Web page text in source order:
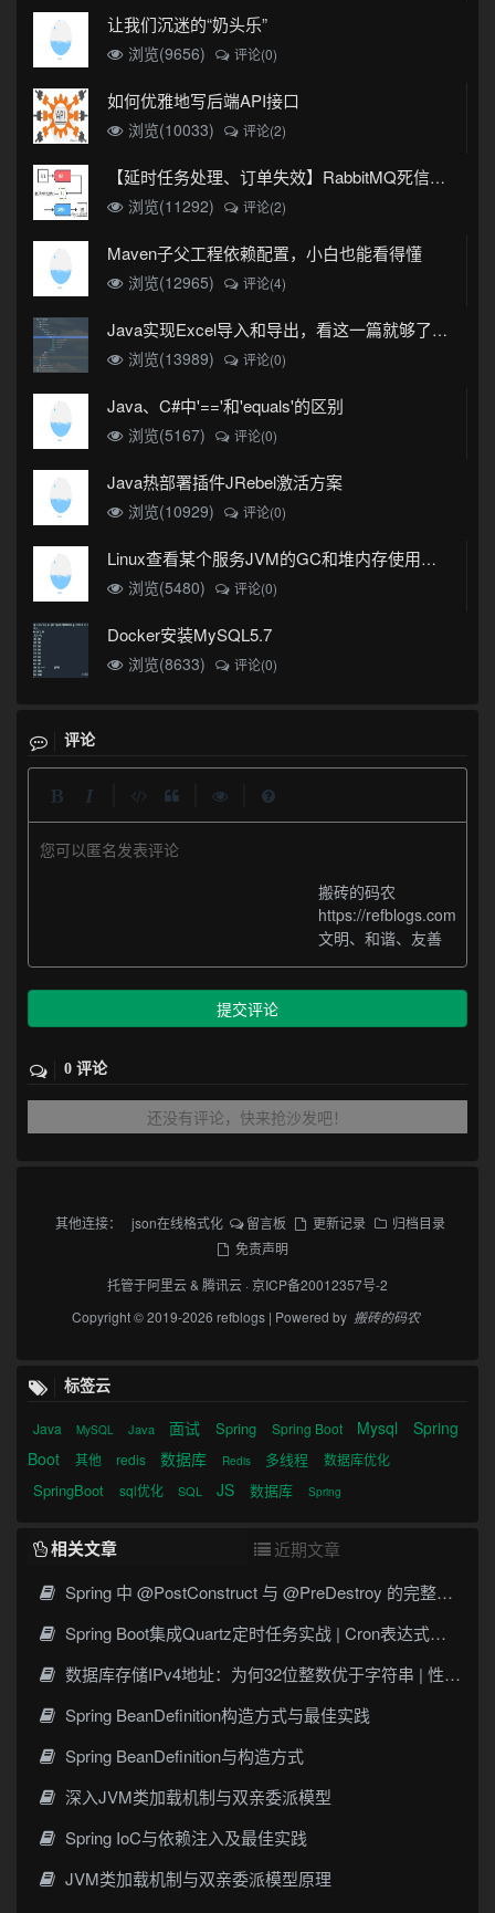
让我们沉迷的“奶头乐”
浏览(9656) 评论(0)
如何优雅地写后端API接口
浏览(10033) 评论(2)
【延时任务处理、订单失效】RabbitMQ死信队列实现
浏览(11292)
评论(2)
Maven子父工程依赖配置，小白也能看得懂
浏览(12965) 评论(4)
Java实现Excel导入和导出，看这一篇就够了(珍藏版)
浏览(13989)
评论(0)
Java、C#中'=='和'equals'的区别
浏览(5167) 评论(0)
Java热部署插件JRebel激活方案
浏览(10929) 评论(0)
Linux查看某个服务JVM的GC和堆内存使用情况
浏览(5480)
评论(0)
Docker安装MySQL5.7
浏览(8633) 评论(0)
评论
您可以匿名发表评论
搬砖的码农
https://refblogs.com
文明、和谐、友善
提交评论
0 评论
还没有评论，快来抢沙发吧！
其他连接： json在线格式化 留言板 更新记录
归档目录
免责声明
托管于阿里云& 腾讯云 ·京ICP备20012357号-2
Copyright © 2019-2026 refblogs | Powered by 搬砖的码农
标签云
Java MySQL Java 面试 Spring Spring Boot Mysql
Spring
Boot
其他 redis 数据库 Redis 多线程 数据库优化
SpringBoot sql优化 SQL JS 数据库 Spring
相关文章
近期文章
Spring 中 @PostConstruct 与 @PreDestroy 的完整与实战
Spring Boot集成Quartz定时任务实战 | Cron表达式详解
数据库存储IPv4地址：为何32位整数优于字符串 | 性能分析
Spring BeanDefinition构造方式与最佳实践
Spring BeanDefinition与构造方式
深入JVM类加载机制与双亲委派模型
Spring IoC与依赖注入及最佳实践
JVM类加载机制与双亲委派模型原理